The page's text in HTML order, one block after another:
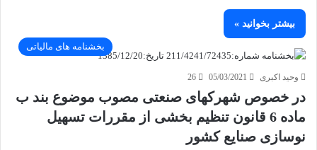
بیشتر بخوانید »
بخشنامه های مالیاتی
وحید اکبری 05/03/2021
26
در خصوص شهرکهای صنعتی مصوب موضوع بند ب
ماده 6 قانون تنظیم بخشی از مقررات تسهیل
نوسازی صنایع کشور